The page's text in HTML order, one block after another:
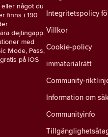
något du
finns i 190
dejtingapp.
med
Mode, Pass,
på iOS
Integritetspolicy
Villkor
Cookie-policy
immaterialrätt
Community-
Information om
Communityinfo